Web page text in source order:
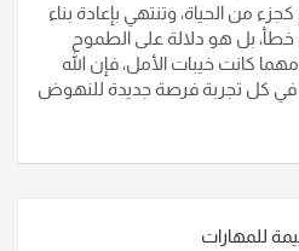
كجزء من الحياة، وتنتهي بإعادة بناء
بل هو دلالة على الطموح
كانت خيبات الأمل، فإن الله
في كل تجربة فرصة جديدة للنهوض
للمهارات